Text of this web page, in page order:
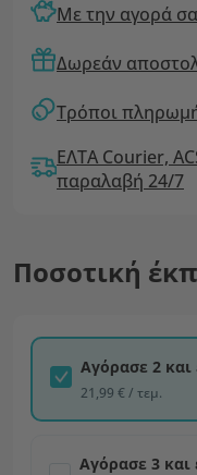
Με την αγορά
Δωρεάν
Τρόποι
ΕΛΤΑ Courier,
παραλαβή 24/7
Ποσοτική
Αγόρασε 2 και
21,99 € / τεμ.
Αγόρασε 3 και